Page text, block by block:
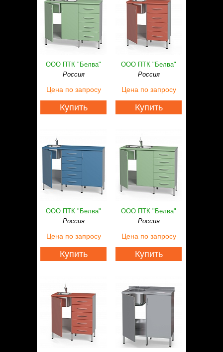
ООО ПТК "Белва"
Россия
Цена по запросу
Купить
ООО ПТК "Белва"
Россия
Цена по запросу
Купить
ООО ПТК "Белва"
Россия
Цена по запросу
Купить
ООО ПТК "Белва"
Россия
Цена по запросу
Купить